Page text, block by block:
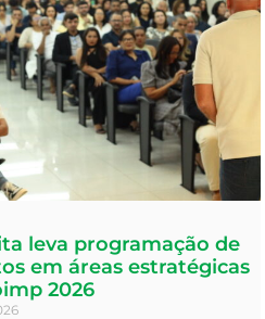
leva programação de
em áreas estratégicas
2026